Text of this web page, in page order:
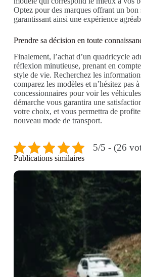
Optez pour des marques offrant un bon
garantissant ainsi une expérience
Prendre sa décision en toute
Finalement, l’achat d’un quadricycle
réflexion minutieuse, prenant en
style de vie. Recherchez les
comparez les modèles et n’hésitez pas
concessionnaires pour voir les
démarche vous garantira une
votre choix, et vous permettra de
nouveau mode de transport.
5/5 - (26
Publications similaires